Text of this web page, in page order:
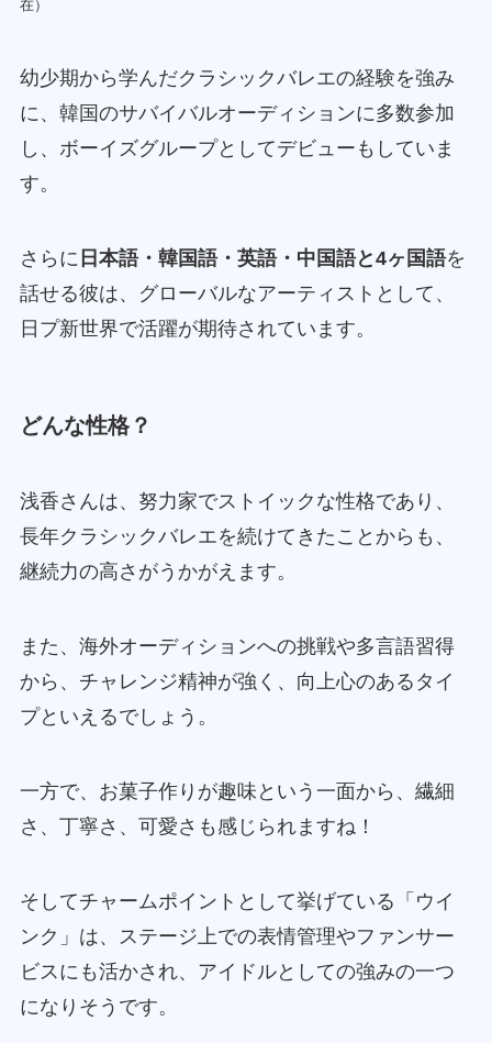
在）
幼少期から学んだクラシックバレエの経験を強み
に、韓国のサバイバルオーディションに多数参加
し、ボーイズグループとしてデビューもしていま
す。
さらに 日本語・韓国語・英語・中国語と4ヶ国語を
話せる彼は、グローバルなアーティストとして、
日プ新世界で活躍が期待されています。
どんな性格？
浅香さんは、努力家でストイックな性格であり、
長年クラシックバレエを続けてきたことからも、
継続力の高さがうかがえます。
また、海外オーディションへの挑戦や多言語習得
から、チャレンジ精神が強く、向上心のあるタイ
プといえるでしょう。
一方で、お菓子作りが趣味という一面から、繊細
さ、丁寧さ、可愛さも感じられますね！
そしてチャームポイントとして挙げている「ウイ
ンク」は、ステージ上での表情管理やファンサー
ビスにも活かされ、アイドルとしての強みの一つ
になりそうです。